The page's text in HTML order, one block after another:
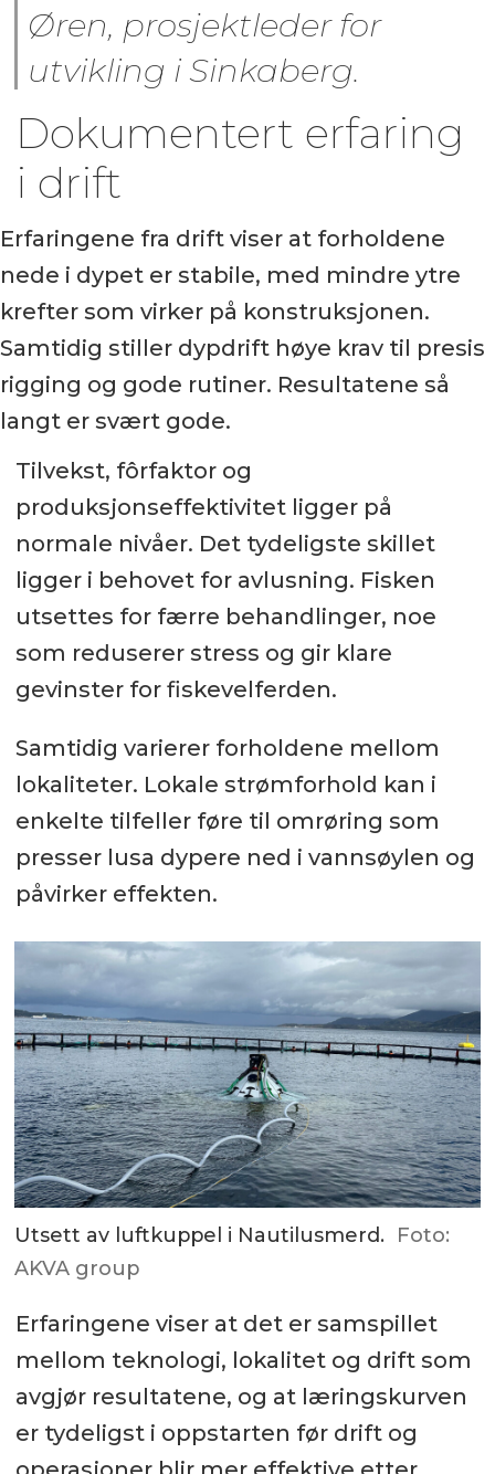
Øren, prosjektleder for
utvikling i Sinkaberg.
Dokumentert erfaring
i drift
Erfaringene fra drift viser at forholdene
nede i dypet er stabile, med mindre ytre
krefter som virker på konstruksjonen.
Samtidig stiller dypdrift høye krav til presis
rigging og gode rutiner. Resultatene så
langt er svært gode.
Tilvekst, fôrfaktor og
produksjonseffektivitet ligger på
normale nivåer. Det tydeligste skillet
ligger i behovet for avlusning. Fisken
utsettes for færre behandlinger, noe
som reduserer stress og gir klare
gevinster for fiskevelferden.
Samtidig varierer forholdene mellom
lokaliteter. Lokale strømforhold kan i
enkelte tilfeller føre til omrøring som
presser lusa dypere ned i vannsøylen og
påvirker effekten.
Utsett av luftkuppel i Nautilusmerd. Foto:
AKVA group
Erfaringene viser at det er samspillet
mellom teknologi, lokalitet og drift som
avgjør resultatene, og at læringskurven
er tydeligst i oppstarten før drift og